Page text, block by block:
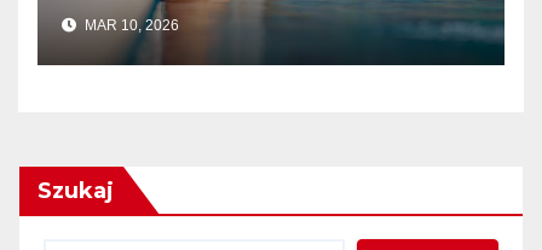
MAR 10, 2026
Szukaj